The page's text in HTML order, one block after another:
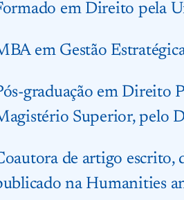
em Direito pela
em Gestão
graduação em Direito
Superior, pelo
de artigo escrito,
na Humanities